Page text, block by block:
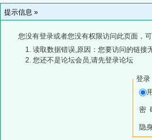
提示信息 »
您没有登录或者您没有权限访问此页面，
读取数据错误,原因：您要访问的链接
您还不是论坛会员,请先登录论坛
登录
密
隐